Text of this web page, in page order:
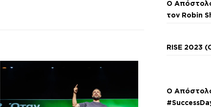
Ο
τον Robin
RISE 2023
Ο